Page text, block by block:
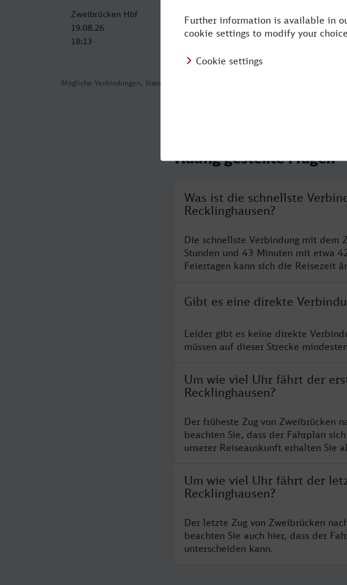
Mögliche Verbindungen, Stand: 2026-08-05 16:33
Zweibrücken Hbf
19.08.26
18:13
20.08.26
Häufig gestellte Fragen
Was ist die schnellste
Recklinghausen?
Die schnellste Verbindung mit dem
Stunden und 43 Minuten mit etwa
Feiertagen kann sich die Reisezeit
Gibt es eine direkte
Leider gibt es keine direkte
müssen auf dieser Strecke
Um wie viel Uhr fährt der
Recklinghausen?
Der früheste Zug von Zweibrücken
beachten Sie, dass der Fahrplan
unserer Reiseauskunft erhalten Sie
Um wie viel Uhr fährt der
Recklinghausen?
Der letzte Zug von Zweibrücken
beachten Sie auch hier, dass der
unterscheiden kann.